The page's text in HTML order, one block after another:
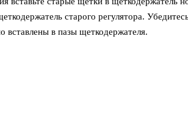
старого регулятора.
в пазы щеткодержателя.